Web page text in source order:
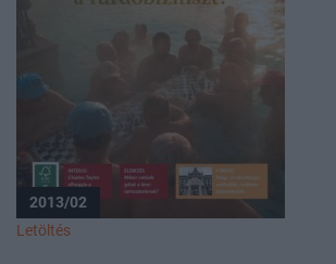
2013/02
Letöltés